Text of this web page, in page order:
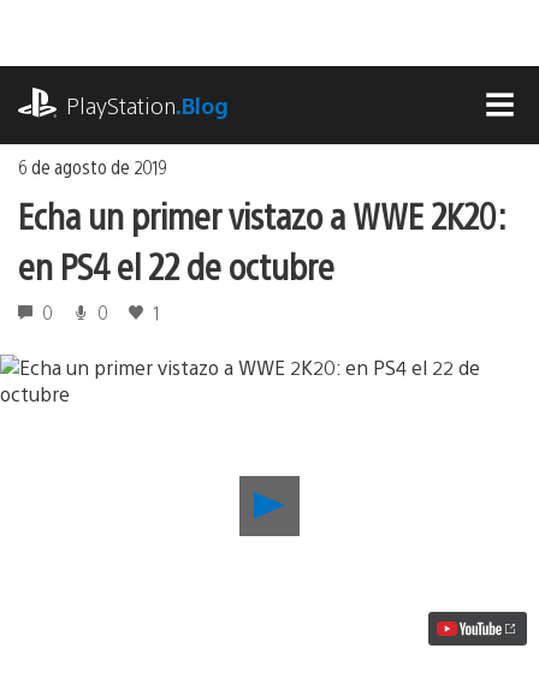
contenido
PlayStation.Blog
6 de agosto de 2019
Echa un primer vistazo a WWE 2K20:
en PS4 el 22 de octubre
0 0 1
Reproducir
un